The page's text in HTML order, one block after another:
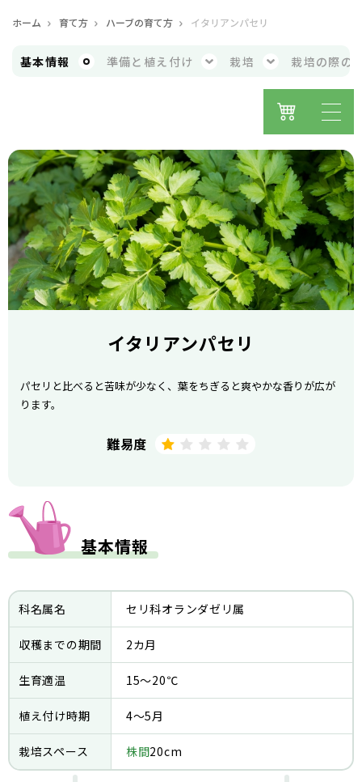
ホーム 育て方 ハーブの育て方 イタリアンパセリ
基本情報 準備と 植え付け 栽培 栽培の際の
イタリアンパセリ
パセリと比べると苦味が少なく、葉をちぎると爽やかな香りが広が
ります。
難易度
基本情報
科名属名 セリ科オランダゼリ属
収穫までの期間 2カ月
生育適温 15～20℃
植え付け時期 4～5月
栽培スペース 株間20cm